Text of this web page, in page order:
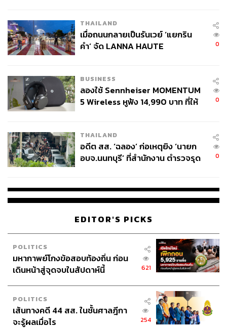
THAILAND
เมื่อถนนกลายเป็นรันเวย์ ‘แยกริน
คำ’ จัด LANNA HAUTE
0
BUSINESS
ลองใช้ Sennheiser MOMENTUM
5 Wireless หูฟัง 14,990 บาท ที่ให้
0
THAILAND
อดีต สส. ‘ฉลอง’ ก่อเหตุยิง ‘นายก
อบจ.นนทบุรี’ ที่สำนักงาน ตำรวจรุด
0
EDITOR'S PICKS
POLITICS
มหากาพย์โกงข้อสอบท้องถิ่น ก่อน
เดินหน้าสู่จุดจบในสัปดาห์นี้
621
POLITICS
เส้นทางคดี 44 สส. ในชั้นศาลฎีกา
จะรู้ผลเมื่อไร
254